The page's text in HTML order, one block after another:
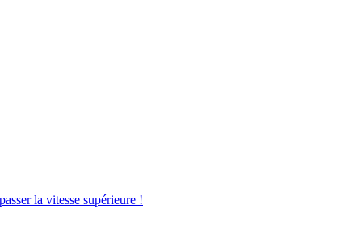
la vitesse supérieure !